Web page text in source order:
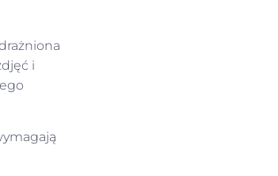
i